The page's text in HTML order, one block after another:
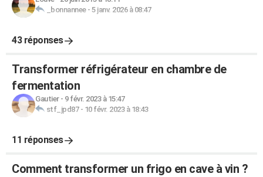
_bonnannee- 5 janv. 2026 à 08:47
43 réponses
Transformer réfrigérateur en chambre de
fermentation
Gautier- 9 févr. 2023 à 15:47
stf_jpd87- 10 févr. 2023 à 18:43
11 réponses
Comment transformer un frigo en cave à vin ?